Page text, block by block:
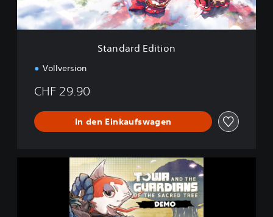
i
t
Standard Edition
Vollversion
CHF 29.90
In den Einkaufswagen